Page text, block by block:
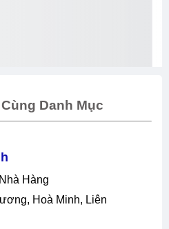
Danh Mục
Hàng